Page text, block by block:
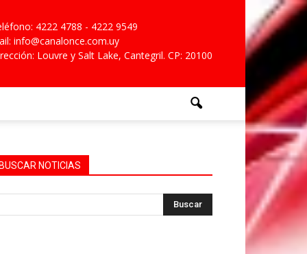
4222 4788 - 4222 9549
info@canalonce.com.uy
Louvre y Salt Lake, Cantegril. CP: 20100
BUSCAR NOTICIAS